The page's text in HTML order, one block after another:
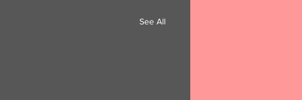
See All